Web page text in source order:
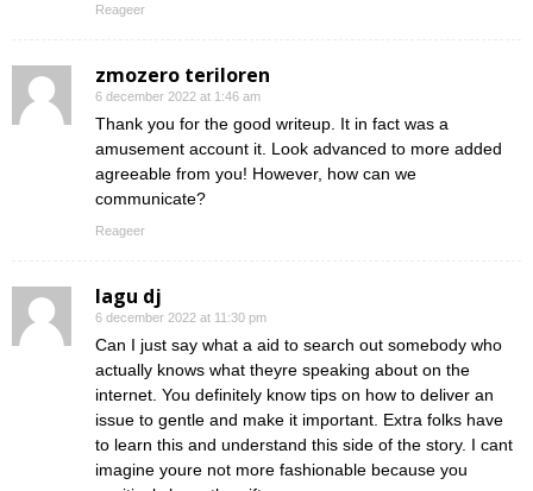
Reageer
zmozero teriloren
6 december 2022 at 1:46 am
Thank you for the good writeup. It in fact was a
amusement account it. Look advanced to more added
agreeable from you! However, how can we
communicate?
Reageer
lagu dj
6 december 2022 at 11:30 pm
Can I just say what a aid to search out somebody who
actually knows what theyre speaking about on the
internet. You definitely know tips on how to deliver an
issue to gentle and make it important. Extra folks have
to learn this and understand this side of the story. I cant
imagine youre not more fashionable because you